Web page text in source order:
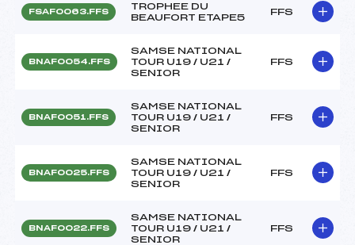
FSAF0063.FFS
TROPHEE DU
BEAUFORT ETAPE5
FFS
BNAF0054.FFS
SAMSE NATIONAL
TOUR U19 / U21 /
SENIOR
FFS
BNAF0051.FFS
SAMSE NATIONAL
TOUR U19 / U21 /
SENIOR
FFS
BNAF0025.FFS
SAMSE NATIONAL
TOUR U19 / U21 /
SENIOR
FFS
BNAF0022.FFS
SAMSE NATIONAL
TOUR U19 / U21 /
SENIOR
FFS